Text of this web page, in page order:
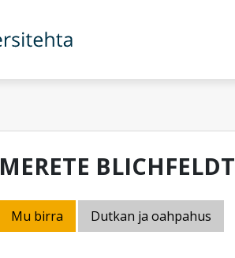
MERETE BLICHFELDT
Mu birra Dutkan ja oahpahus